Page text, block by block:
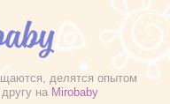
делятся опытом
на Mirobaby